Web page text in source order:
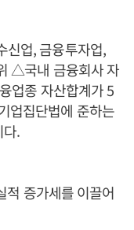
업, 금융투자업,
△국내 금융회사 자
업종 자산합계가 5
업집단법에 준하는
.
적 증가세를 이끌어